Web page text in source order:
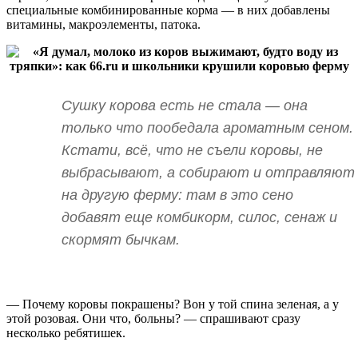
специальные комбинированные корма — в них добавлены
витамины, макроэлементы, патока.
Сушку корова есть не стала — она
только что пообедала ароматным сеном.
Кстати, всё, что не съели коровы, не
выбрасывают, а собирают и отправляют
на другую ферму: там в это сено
добавят еще комбикорм, силос, сенаж и
скормят бычкам.
— Почему коровы покрашены? Вон у той спина зеленая, а у
этой розовая. Они что, больны? — спрашивают сразу
несколько ребятишек.